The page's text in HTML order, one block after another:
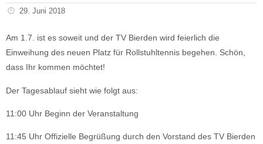
29. Juni 2018
Am 1.7. ist es soweit und der TV Bierden wird feierlich die
Einweihung des neuen Platz für Rollstuhltennis begehen. Schön,
dass Ihr kommen möchtet!
Der Tagesablauf sieht wie folgt aus:
11:00 Uhr Beginn der Veranstaltung
11:45 Uhr Offizielle Begrüßung durch den Vorstand des TV Bierden